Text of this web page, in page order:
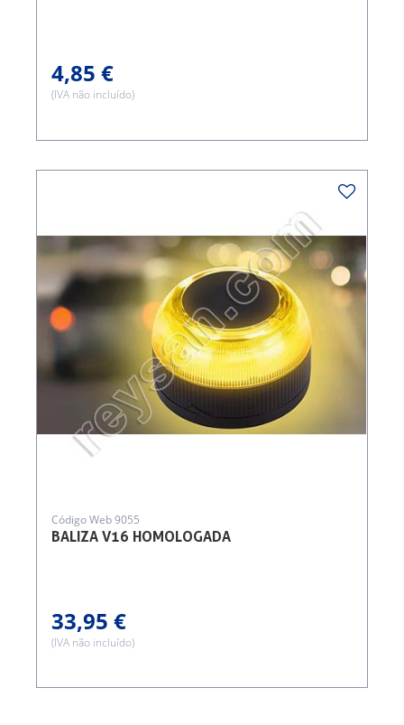
4,85 €
(IVA não incluído)
BALIZA V16 HOMOLOGADA
Código Web 9055
33,95 €
(IVA não incluído)